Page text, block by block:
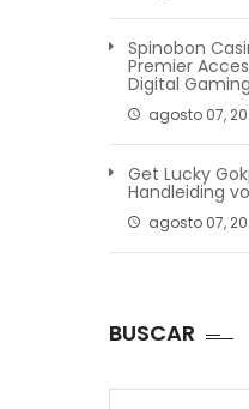
Spinobon
Premier
Digital
agosto 07,
Get Lucky
Handleiding
agosto 07,
BUSCAR